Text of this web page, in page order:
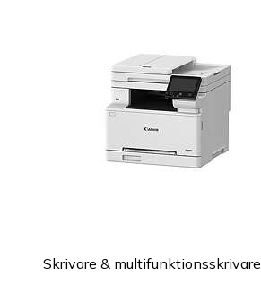
Skrivare & multifunktionsskrivare